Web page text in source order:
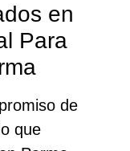
en
Para
de
que